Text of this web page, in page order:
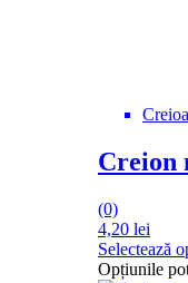
Creion
(0)
4,20 lei
Selectează
Opțiunile